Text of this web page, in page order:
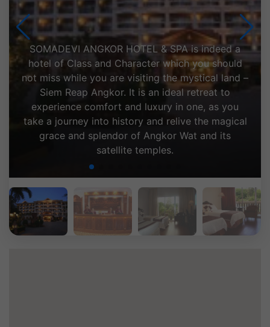
A perfect sanctuary to relax and experience the
excellent services from our well-trained and
professional staff as well as discover the real
Cambodian Hospitality and Character. A wide
range of facilities and services are readily
available for you to enjoy during your staying
with SOMADEVI ANGKOR HOTEL & SPA.